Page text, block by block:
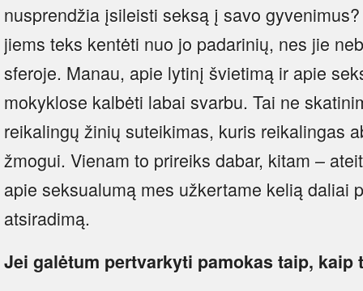
nusprendžia įsileisti seksą į savo
jiems teks kentėti nuo jo padarinių, nes jie
sferoje. Manau, apie lytinį švietimą ir apie
mokyklose kalbėti labai svarbu. Tai ne
reikalingų žinių suteikimas, kuris reikalingas
žmogui. Vienam to prireiks dabar, kitam –
apie seksualumą mes užkertame kelią daliai
atsiradimą.
Jei galėtum pertvarkyti pamokas taip,